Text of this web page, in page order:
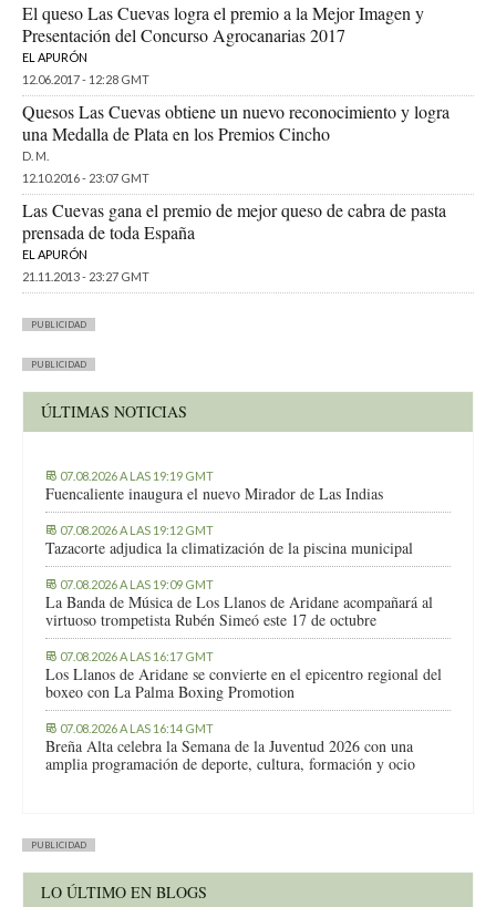
El queso Las Cuevas logra el premio a la Mejor Imagen y
Presentación del Concurso Agrocanarias 2017
EL APURÓN
12.06.2017 - 12:28 GMT
Quesos Las Cuevas obtiene un nuevo reconocimiento y logra
una Medalla de Plata en los Premios Cincho
D. M.
12.10.2016 - 23:07 GMT
Las Cuevas gana el premio de mejor queso de cabra de pasta
prensada de toda España
EL APURÓN
21.11.2013 - 23:27 GMT
PUBLICIDAD
PUBLICIDAD
ÚLTIMAS NOTICIAS
07.08.2026 A LAS 19:19 GMT
Fuencaliente inaugura el nuevo Mirador de Las Indias
07.08.2026 A LAS 19:12 GMT
Tazacorte adjudica la climatización de la piscina municipal
07.08.2026 A LAS 19:09 GMT
La Banda de Música de Los Llanos de Aridane acompañará al
virtuoso trompetista Rubén Simeó este 17 de octubre
07.08.2026 A LAS 16:17 GMT
Los Llanos de Aridane se convierte en el epicentro regional del
boxeo con La Palma Boxing Promotion
07.08.2026 A LAS 16:14 GMT
Breña Alta celebra la Semana de la Juventud 2026 con una
amplia programación de deporte, cultura, formación y ocio
PUBLICIDAD
LO ÚLTIMO EN BLOGS